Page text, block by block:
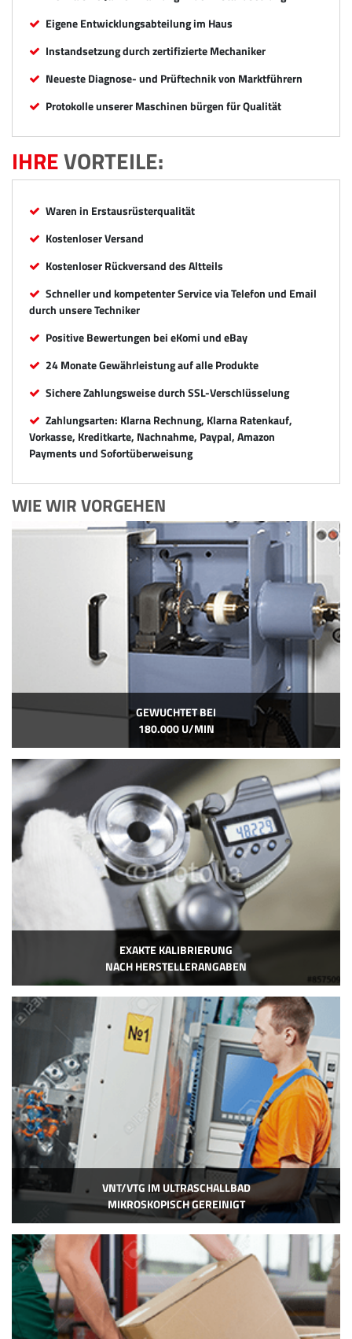
Eigene Entwicklungsabteilung im Haus
Instandsetzung durch zertifizierte Mechaniker
Neueste Diagnose- und Prüftechnik von Marktführern
Protokolle unserer Maschinen bürgen für Qualität
IHREVORTEILE:
Waren in Erstausrüsterqualität
Kostenloser Versand
Kostenloser Rückversand des Altteils
Schneller und kompetenter Service via Telefon und Email
durch unsere Techniker
Positive Bewertungen bei eKomi und eBay
24 Monate Gewährleistung auf alle Produkte
Sichere Zahlungsweise durch SSL-Verschlüsselung
Zahlungsarten: Klarna Rechnung, Klarna Ratenkauf,
Vorkasse, Kreditkarte, Nachnahme, Paypal, Amazon
Payments und Sofortüberweisung
WIE WIR VORGEHEN
GEWUCHTET BEI
180.000 U/MIN
EXAKTE KALIBRIERUNG
NACH HERSTELLERANGABEN
VNT/VTG IM ULTRASCHALLBAD
MIKROSKOPISCH GEREINIGT